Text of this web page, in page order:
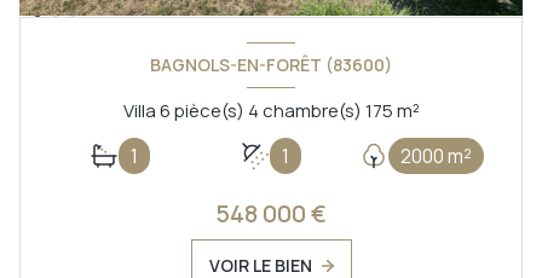
BAGNOLS-EN-FORÊT (83600)
Villa 6 pièce(s) 4 chambre(s) 175 m²
1 1 2000 m²
548 000 €
VOIR LE BIEN